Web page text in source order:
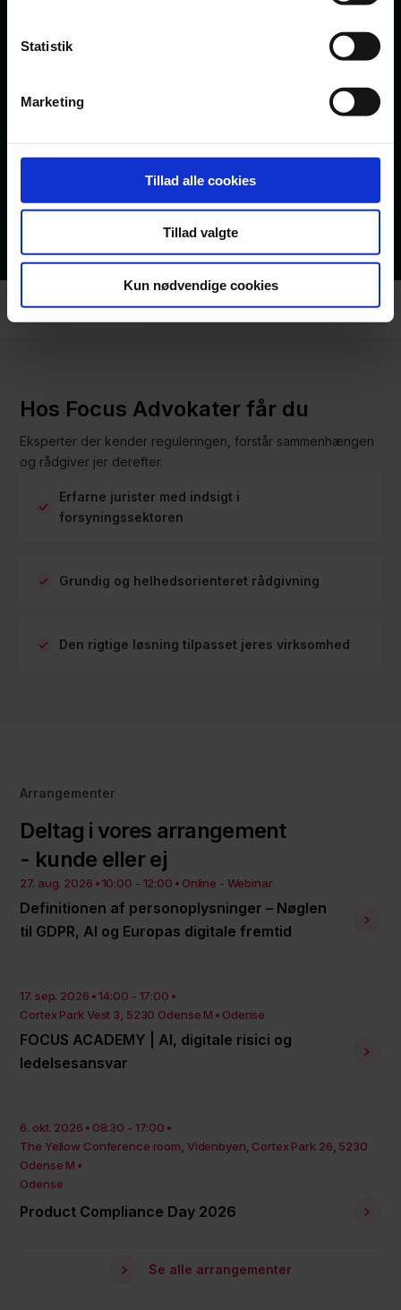
Statistik
Marketing
Tillad alle cookies
Tillad valgte
Kun nødvendige cookies
grønne omstilling. Privatisering og selskabsudskillelse af
særlige aktiviteter spiller en fortsat rolle for sektoren.
branchereguleringen efterleves. Vi har fingeren på pulsen
og lang erfaring med myndighedsdialog og lovfortolkning. Vi
hvilket altid indgår i vores rådgivning.
Læs mere
Hos Focus Advokater får du
Eksperter der kender reguleringen, forstår sammenhængen
og rådgiver jer derefter.
Erfarne jurister med indsigt i
forsyningssektoren
Grundig og helhedsorienteret rådgivning
Den rigtige løsning tilpasset jeres virksomhed
Arrangementer
Deltag i vores arrangement
- kunde eller ej
27. aug. 2026 10:00 - 12:00 Online - Webinar
Definitionen af personoplysninger – Nøglen
til GDPR, AI og Europas digitale fremtid
17. sep. 2026
14:00 - 17:00
Cortex Park Vest 3, 5230 Odense M
Odense
FOCUS ACADEMY | AI, digitale risici og
ledelsesansvar
6. okt. 2026
08:30 - 17:00
The Yellow Conference room, Videnbyen, Cortex Park 26, 5230
Odense M
Odense
Product Compliance Day 2026
Se alle arrangementer